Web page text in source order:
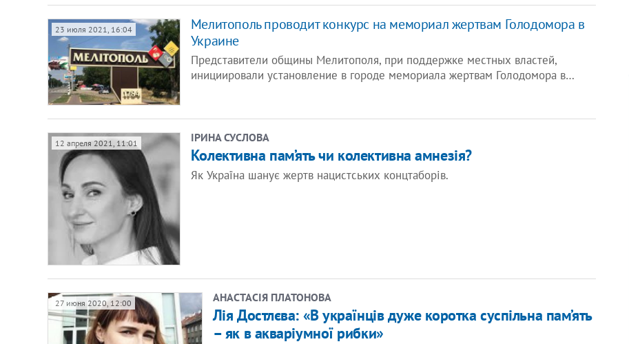
23 июля 2021, 16:04
Мелитополь проводит конкурс на мемориал жертвам Голодомора в
Украине
Представители общины Мелитополя, при поддержке местных властей,
инициировали установление в городе мемориала жертвам Голодомора в…
ІРИНА СУСЛОВА
Колективна пам’ять чи колективна амнезія?
Як Україна шанує жертв нацистських концтаборів.
12 апреля 2021, 11:01
27 июня 2020, 12:00 АНАСТАСІЯ ПЛАТОНОВА
Лія Достлєва: «В українців дуже коротка суспільна пам’ять
– як в акваріумної рибки»